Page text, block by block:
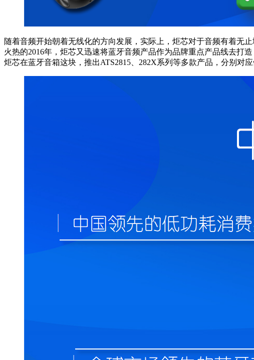
随着音频开始朝着无线化的方向发展，实际上，炬芯对于音频有着无
火热的2016年，炬芯又迅速将蓝牙音频产品作为品牌重点产品线去打造
炬芯在蓝牙音箱这块，推出ATS2815、282X系列等多款产品，分别对